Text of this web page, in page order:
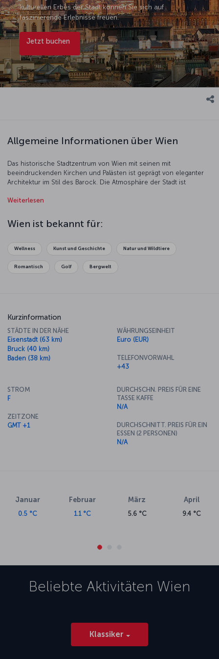
kulturellen Erbes der Stadt können Sie sich auf
faszinierende Erlebnisse freuen.
Jetzt buchen
Allgemeine Informationen über Wien
Das historische Stadtzentrum von Wien mit seinen mit
beeindruckenden Kirchen und Palästen ist geprägt von eleganter
Architektur im Stil des Barock. Die Atmosphäre der Stadt ist
Erkundung ist das Belvedere, einst die Sommerresidenz von Prinz
ausgestellt sind. Kunstwerke aus dem antiken Ephesos können Sie
im Ephesos Museum bewundern, das dem Kunsthistorischen
sich mit der Geschichte, Kunst und Kultur von Wien beschäftigen –
Lassen Sie sich bei einem Aufenthalt in Wien ein Konzert mit
Weiterlesen
Wien ist bekannt für:
Wellness Kunst und Geschichte Natur und Wildtiere
Romantisch Golf Bergwelt
Kurzinformation
STÄDTE IN DER NÄHE
Eisenstadt (63 km)
Bruck (40 km)
Baden (38 km)
WÄHRUNGSEINHEIT
Euro (EUR)
TELEFONVORWAHL
+43
STROM
F
ZEITZONE
GMT +1
DURCHSCHN. PREIS FÜR EINE
TASSE KAFFE
N/A
DURCHSCHNITT. PREIS FÜR EIN
ESSEN (2 PERSONEN)
N/A
Januar
0.5 °C
Februar
1.1 °C
März
5.6 °C
April
9.4 °C
Beliebte Aktivitäten Wien
Klassiker